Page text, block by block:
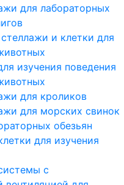
для лабораторных
и клетки для
изучения поведения
для кроликов
для морских свинок
обезьян
для изучения
с